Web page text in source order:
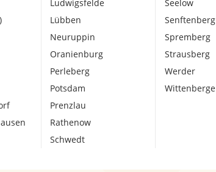
Ludwigsfelde
Lübben
Neuruppin
Oranienburg
Perleberg
Potsdam
Prenzlau
Rathenow
Schwedt
Seelow
Senftenberg
Spremberg
Strausberg
Werder
Wittenberge